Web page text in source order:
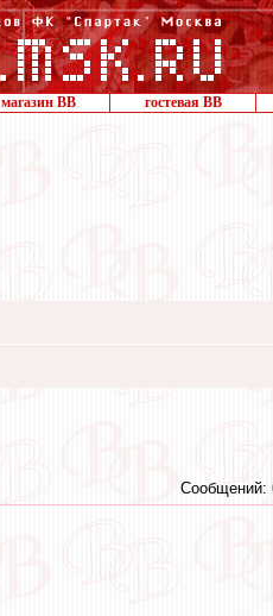
магазин ВВ гостевая ВВ
Сообщений: